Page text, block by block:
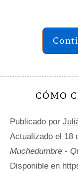
CÓMO
Publicado por
Actualizado el 18
Muchedumbre -
Disponible en